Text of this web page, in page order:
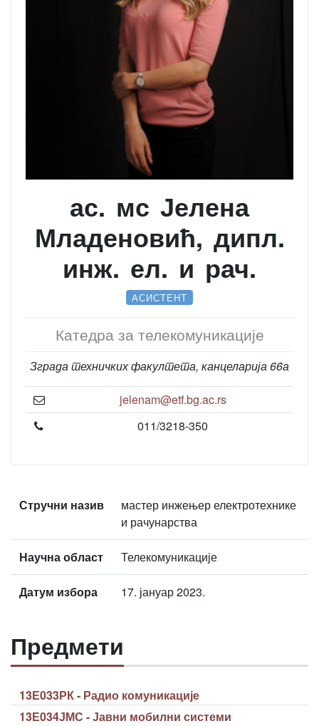
ас. мс Јелена
Младеновић, дипл.
инж. ел. и рач.
АСИСТЕНТ
Катедра за телекомуникације
Зграда техничких факултета, канцеларија 66а
jelenam@etf.bg.ac.rs
011/3218-350
Стручни назив
мастер инжењер електротехнике
и рачунарства
Научна област Телекомуникације
Датум избора 17. јануар 2023.
Предмети
13Е033РК - Радио комуникације
13Е034ЈМС - Јавни мобилни системи